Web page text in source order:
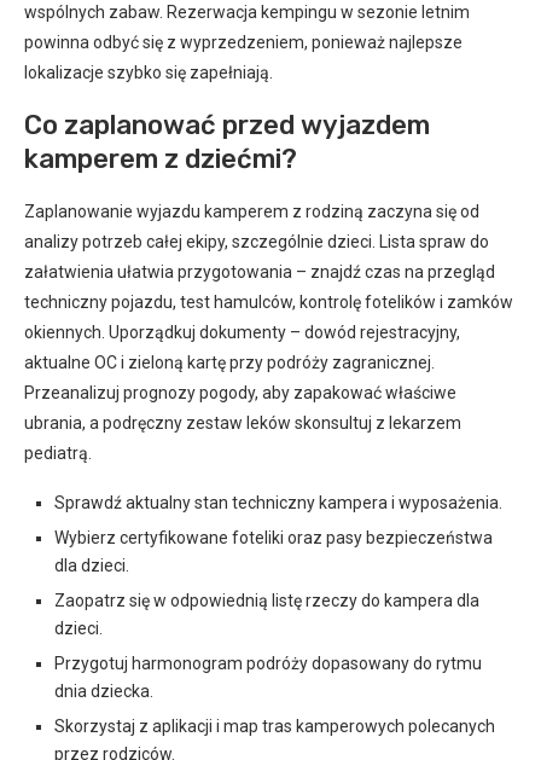
wspólnych zabaw. Rezerwacja kempingu w sezonie letnim
powinna odbyć się z wyprzedzeniem, ponieważ najlepsze
lokalizacje szybko się zapełniają.
Co zaplanować przed wyjazdem
kamperem z dziećmi?
Zaplanowanie wyjazdu kamperem z rodziną zaczyna się od
analizy potrzeb całej ekipy, szczególnie dzieci. Lista spraw do
załatwienia ułatwia przygotowania – znajdź czas na przegląd
techniczny pojazdu, test hamulców, kontrolę fotelików i zamków
okiennych. Uporządkuj dokumenty – dowód rejestracyjny,
aktualne OC i zieloną kartę przy podróży zagranicznej.
Przeanalizuj prognozy pogody, aby zapakować właściwe
ubrania, a podręczny zestaw leków skonsultuj z lekarzem
pediatrą.
Sprawdź aktualny stan techniczny kampera i wyposażenia.
Wybierz certyfikowane foteliki oraz pasy bezpieczeństwa
dla dzieci.
Zaopatrz się w odpowiednią listę rzeczy do kampera dla
dzieci.
Przygotuj harmonogram podróży dopasowany do rytmu
dnia dziecka.
Skorzystaj z aplikacji i map tras kamperowych polecanych
przez rodziców.